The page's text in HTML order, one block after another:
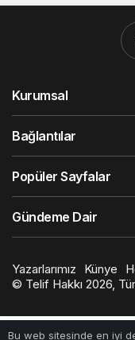
Bu web sitesinde en iyi
Kurumsal
Bağlantılar
Popüler Sayfalar
Gündeme Dair
Yazarlarımız Künye
© Telif Hakkı 2026,